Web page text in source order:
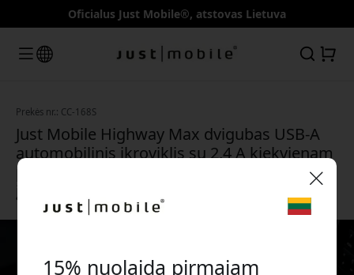
Oficialus Just Mobile®, atstovas Lietuva
Prekės nr.: CC-168S
Just Mobile Highway Max dvigubas USB-A
automobilinis įkroviklis su 2,4 A kiekvienam
prievadui ir integruotu saugikliu dviem
15% nuolaida pirmajam
🎉 Jūsų nuolaidos kodas: